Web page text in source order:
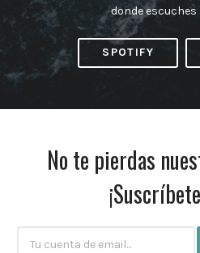
donde
SPOTIFY
No te pierdas